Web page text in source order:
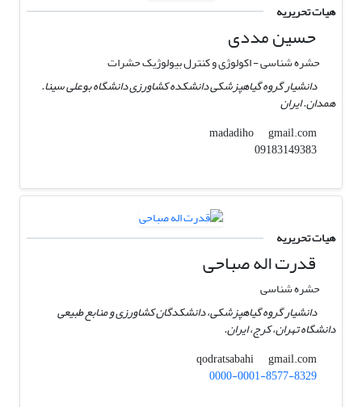
هیات تحریریه
حسین مددی
حشره شناسی - اکولوژی و کنترل بیولوژیک حشرات
دانشیار گروه گیاهپزشکی دانشکده کشاورزی دانشگاه بوعلی سینا.
همدان. ایران
madadiho
gmail.com
09183149383
هیات تحریریه
قدرت اله صباحی
حشره شناسی
دانشیار گروه گیاهپزشکی، دانشکدگان کشاورزی و منابع طبیعی
دانشگاه تهران، کرج، ایران.
qodratsabahi
gmail.com
0000-0001-8577-8329